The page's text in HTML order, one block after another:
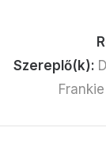
Szereplő(k):